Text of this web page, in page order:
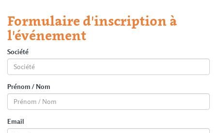
Formulaire d'inscription à
l'événement
Société
Prénom / Nom
Email